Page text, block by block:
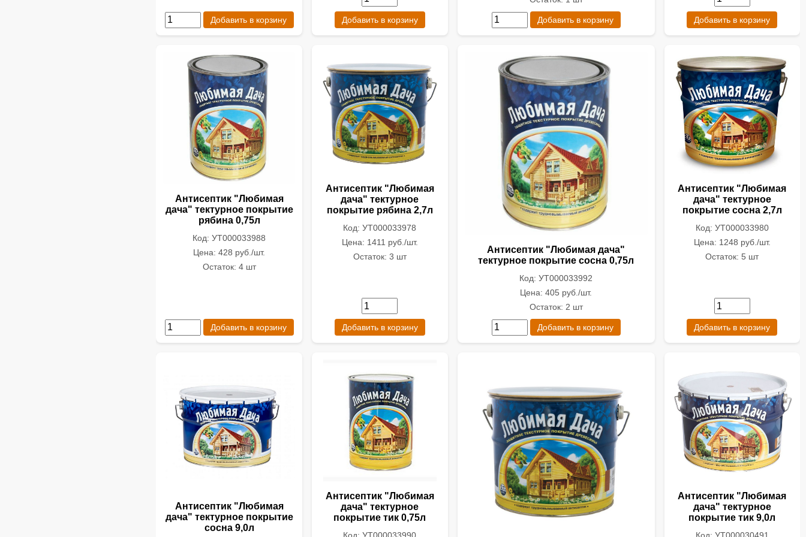
Добавить в корзину Добавить в корзину Добавить в корзину Добавить в корзину
Антисептик "Любимая
дача" тектурное покрытие
рябина 0,75л
Код: УТ000033988
Цена: 428 руб./шт.
Остаток: 4 шт
Добавить в корзину
Антисептик "Любимая
дача" тектурное
покрытие рябина 2,7л
Код: УТ000033978
Цена: 1411 руб./шт.
Остаток: 3 шт
Добавить в корзину
Антисептик "Любимая дача"
тектурное покрытие сосна 0,75л
Код: УТ000033992
Цена: 405 руб./шт.
Остаток: 2 шт
Добавить в корзину
Антисептик "Любимая
дача" тектурное
покрытие сосна 2,7л
Код: УТ000033980
Цена: 1248 руб./шт.
Остаток: 5 шт
Добавить в корзину
Антисептик "Любимая
дача" тектурное покрытие
сосна 9,0л
Антисептик "Любимая
дача" тектурное
покрытие тик 0,75л
Код: УТ000033990
Антисептик "Любимая
дача" тектурное
покрытие тик 9,0л
Код: УТ000030491